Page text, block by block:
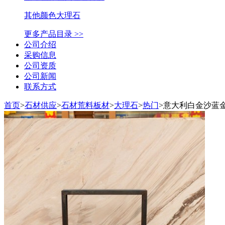
其他颜色大理石
更多产品目录 >>
公司介绍
采购信息
公司资质
公司新闻
联系方式
首页>石材供应>石材荒料板材>大理石>热门>意大利白金沙蓝